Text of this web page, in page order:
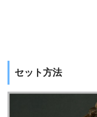
セット方法